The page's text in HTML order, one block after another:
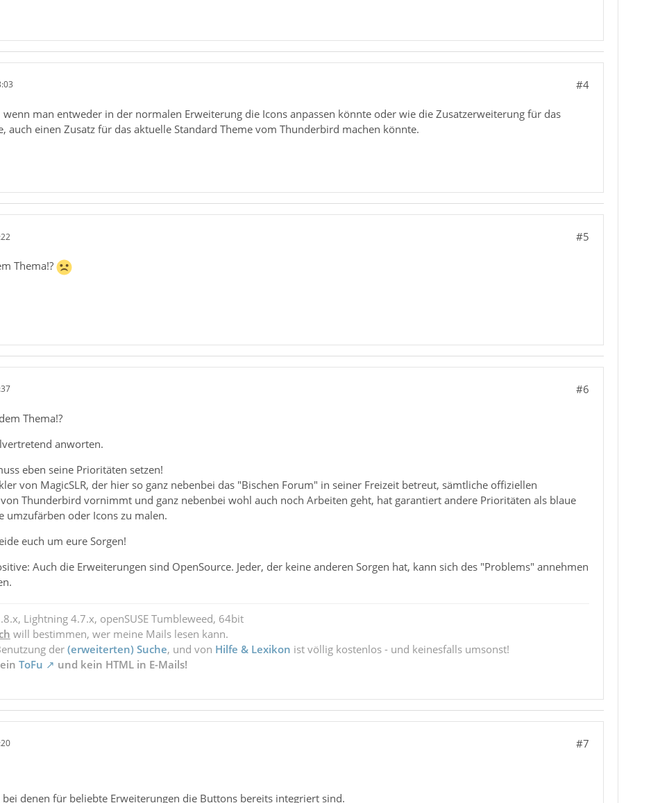
#4
wenn man entweder in der normalen Erweiterung die Icons anpassen könnte oder wie die Zusatzerweiterung für das
auch einen Zusatz für das aktuelle Standard Theme vom Thunderbird machen könnte.
#5
Thema!?
#6
Thema!?
anworten.
eben seine Prioritäten setzen!
von MagicSLR, der hier so ganz nebenbei das "Bischen Forum" in seiner Freizeit betreut, sämtliche offiziellen
Thunderbird vornimmt und ganz nebenbei wohl auch noch Arbeiten geht, hat garantiert andere Prioritäten als blaue
umzufärben oder Icons zu malen.
euch um eure Sorgen!
Auch die Erweiterungen sind OpenSource. Jeder, der keine anderen Sorgen hat, kann sich des "Problems" annehmen
Lightning 4.7.x, openSUSE Tumbleweed, 64bit
will bestimmen, wer meine Mails lesen kann.
der(erweiterten) Suche, und von Hilfe & Lexikon ist völlig kostenlos - und keinesfalls umsonst!
ToFu und kein HTML in E-Mails!
#7
bei denen für beliebte Erweiterungen die Buttons bereits integriert sind.